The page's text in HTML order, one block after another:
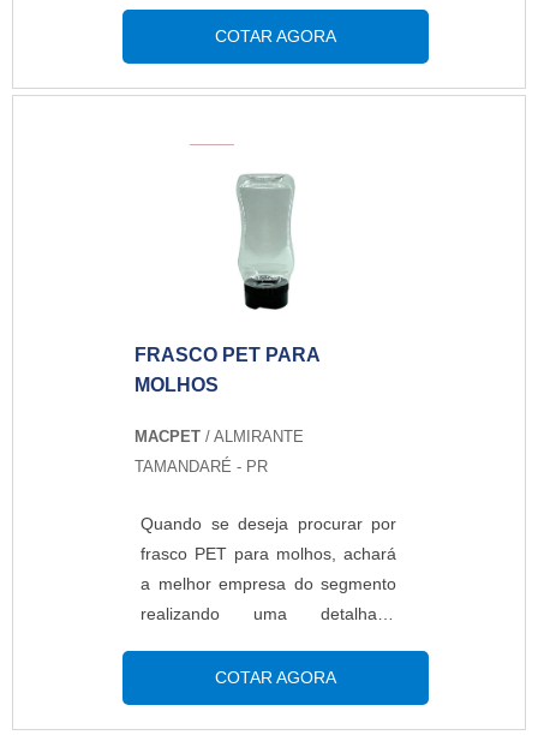
eficiência com ótimo custo-
benefício.DETALHES SOBRE O
FRASCO PETHá muitas
demonstrar competência e
excelência em uma área de
atuação. A Macpet foca sua
estratégia em oferecer um
estrutura com: Escritório de alta
qualidade onde são realizadas as
ponta; ...
COTAR AGORA
FRASCO PET PARA
MOLHOS
MACPET / ALMIRANTE
TAMANDARÉ - PR
Quando se deseja procurar por
frasco PET para molhos, achará
a melhor empresa do segmento
realizando uma detalhada
em qualidade e custo-benefício.
Quando o tema é frasco PET
para molhos, com os
COTAR AGORA